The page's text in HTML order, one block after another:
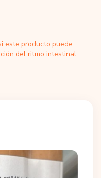
este producto puede
del ritmo intestinal.